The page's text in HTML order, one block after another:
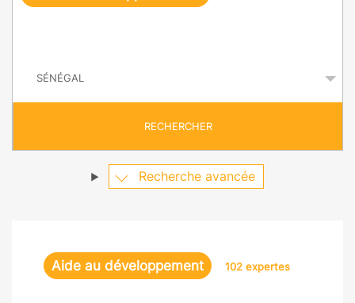
ê
e
RECHERCHER
Recherche avancée
Aide au développement 102 expertes